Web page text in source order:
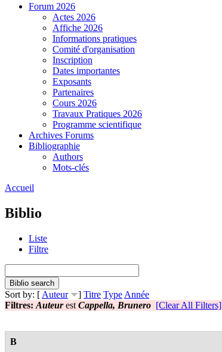
Forum 2026
Actes 2026
Affiche 2026
Informations pratiques
Comité d'organisation
Inscription
Dates importantes
Exposants
Partenaires
Cours 2026
Travaux Pratiques 2026
Programme scientifique
Archives Forums
Bibliographie
Authors
Mots-clés
Accueil
Biblio
Liste
Filtre
Sort by: [ Auteur ] Titre Type Année
Filtres: Auteurest Cappella, Brunero [Clear All Filters]
B